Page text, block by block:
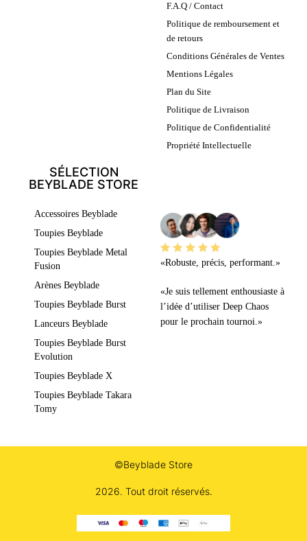
F.A.Q / Contact
Politique de remboursement et
de retours
Conditions Générales de Ventes
Mentions Légales
Plan du Site
Politique de Livraison
Politique de Confidentialité
Propriété Intellectuelle
SÉLECTION
BEYBLADE STORE
Accessoires Beyblade
Toupies Beyblade
Toupies Beyblade Metal
Fusion
Arènes Beyblade
Toupies Beyblade Burst
Lanceurs Beyblade
Toupies Beyblade Burst
Evolution
Toupies Beyblade X
Toupies Beyblade Takara
Tomy
«Robuste, précis, performant.»
«Je suis tellement enthousiaste à
l’idée d’utiliser Deep Chaos
pour le prochain tournoi.»
©Beyblade Store
2026. Tout droit réservés.